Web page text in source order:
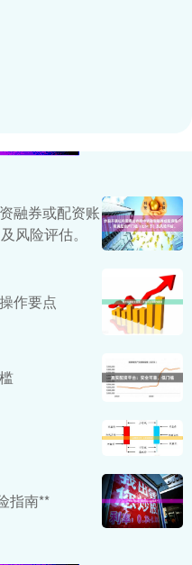
融券或配资账
风险评估。
作要点
指南**